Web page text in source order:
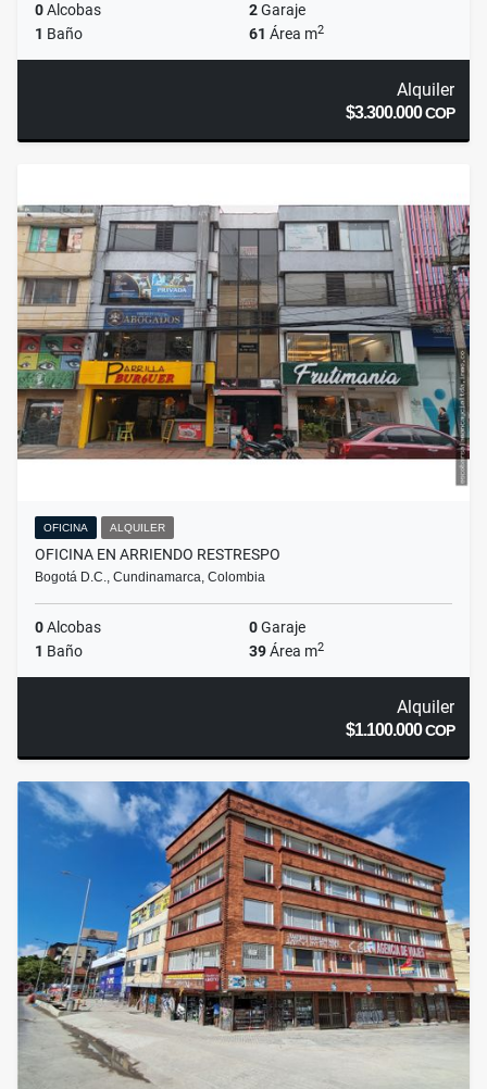
0Alcobas 2Garaje
1 Baño 61 Área m2
Alquiler
$3.300.000COP
OFICINA ALQUILER
OFICINA EN ARRIENDO RESTRESPO
Bogotá D.C., Cundinamarca, Colombia
0Alcobas 0Garaje
1 Baño 39Área m2
Alquiler
$1.100.000COP